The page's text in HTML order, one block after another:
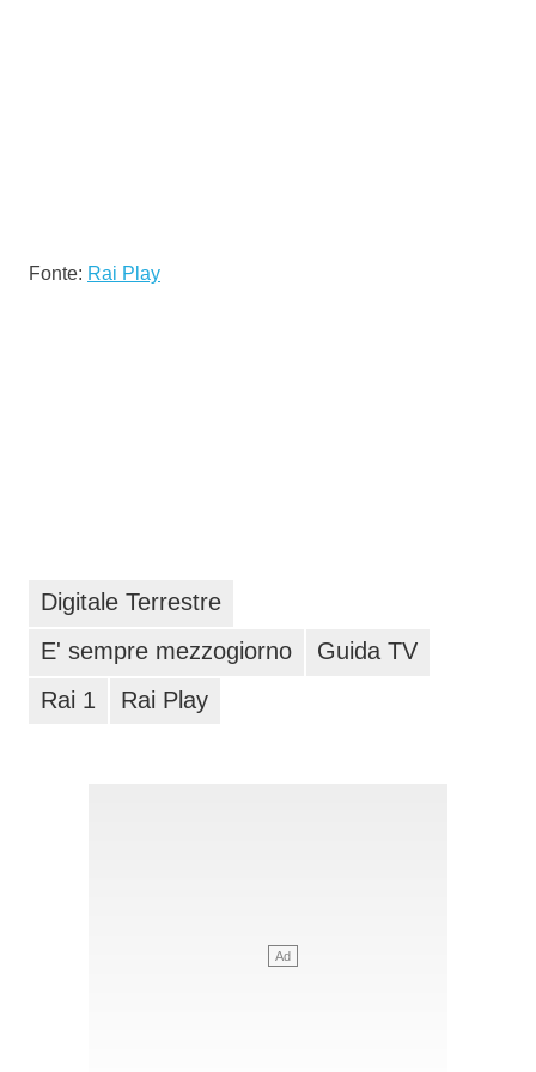
Fonte: Rai Play
Digitale Terrestre
E' sempre mezzogiorno
Guida TV
Rai 1
Rai Play